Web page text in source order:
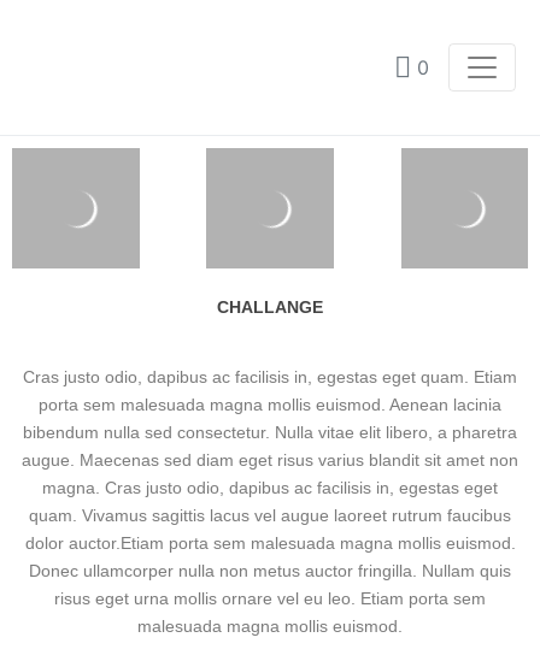
0
CHALLANGE
Cras justo odio, dapibus ac facilisis in, egestas eget quam. Etiam
porta sem malesuada magna mollis euismod. Aenean lacinia
bibendum nulla sed consectetur. Nulla vitae elit libero, a pharetra
augue. Maecenas sed diam eget risus varius blandit sit amet non
magna. Cras justo odio, dapibus ac facilisis in, egestas eget
quam. Vivamus sagittis lacus vel augue laoreet rutrum faucibus
dolor auctor.Etiam porta sem malesuada magna mollis euismod.
Donec ullamcorper nulla non metus auctor fringilla. Nullam quis
risus eget urna mollis ornare vel eu leo. Etiam porta sem
malesuada magna mollis euismod.